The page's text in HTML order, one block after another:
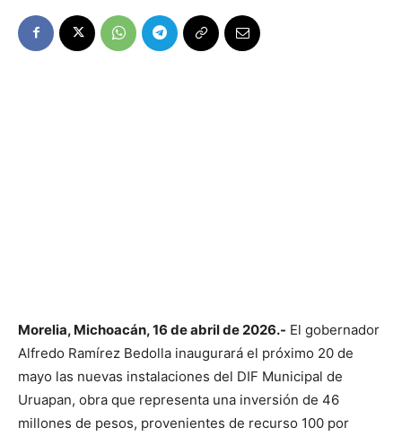
Morelia, Michoacán, 16 de abril de 2026.- El gobernador
Alfredo Ramírez Bedolla inaugurará el próximo 20 de
mayo las nuevas instalaciones del DIF Municipal de
Uruapan, obra que representa una inversión de 46
millones de pesos, provenientes de recurso 100 por